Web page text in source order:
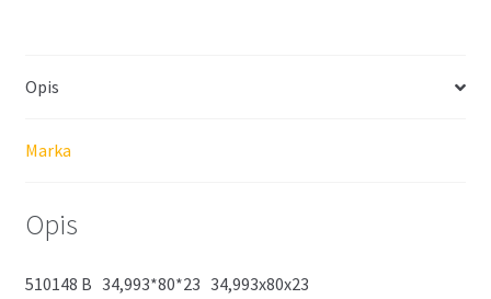
Opis
Marka
Opis
510148 B 34,993*80*23 34,993x80x23